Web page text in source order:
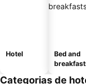
Hotel
Bed and
Categorias de